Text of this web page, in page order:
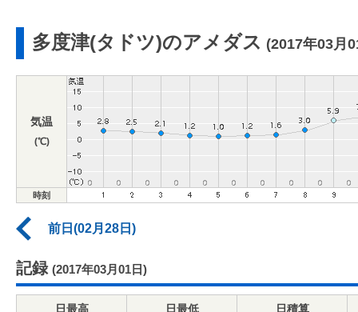
多度津(タドツ)のアメダス (2017年03月
気温
(℃)
時刻
前日(02月28日)
記録 (2017年03月01日)
日最高
日最低
日積算